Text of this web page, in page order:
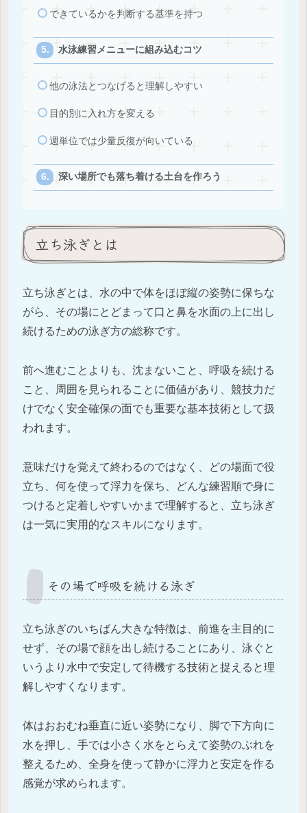
できているかを判断する基準を持つ
水泳練習メニューに組み込むコツ
他の泳法とつなげると理解しやすい
目的別に入れ方を変える
週単位では少量反復が向いている
深い場所でも落ち着ける土台を作ろう
立ち泳ぎとは
立ち泳ぎとは、水の中で体をほぼ縦の姿勢に保ちな
がら、その場にとどまって口と鼻を水面の上に出し
続けるための泳ぎ方の総称です。
前へ進むことよりも、沈まないこと、呼吸を続ける
こと、周囲を見られることに価値があり、競技力だ
けでなく安全確保の面でも重要な基本技術として扱
われます。
意味だけを覚えて終わるのではなく、どの場面で役
立ち、何を使って浮力を保ち、どんな練習順で身に
つけると定着しやすいかまで理解すると、立ち泳ぎ
は一気に実用的なスキルになります。
その場で呼吸を続ける泳ぎ
立ち泳ぎのいちばん大きな特徴は、前進を主目的に
せず、その場で顔を出し続けることにあり、泳ぐと
いうより水中で安定して待機する技術と捉えると理
解しやすくなります。
体はおおむね垂直に近い姿勢になり、脚で下方向に
水を押し、手では小さく水をとらえて姿勢のぶれを
整えるため、全身を使って静かに浮力と安定を作る
感覚が求められます。